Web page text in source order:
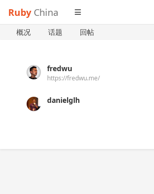
Ruby China
概况 话题 回帖
fredwu
https://fredwu.me/
danielglh